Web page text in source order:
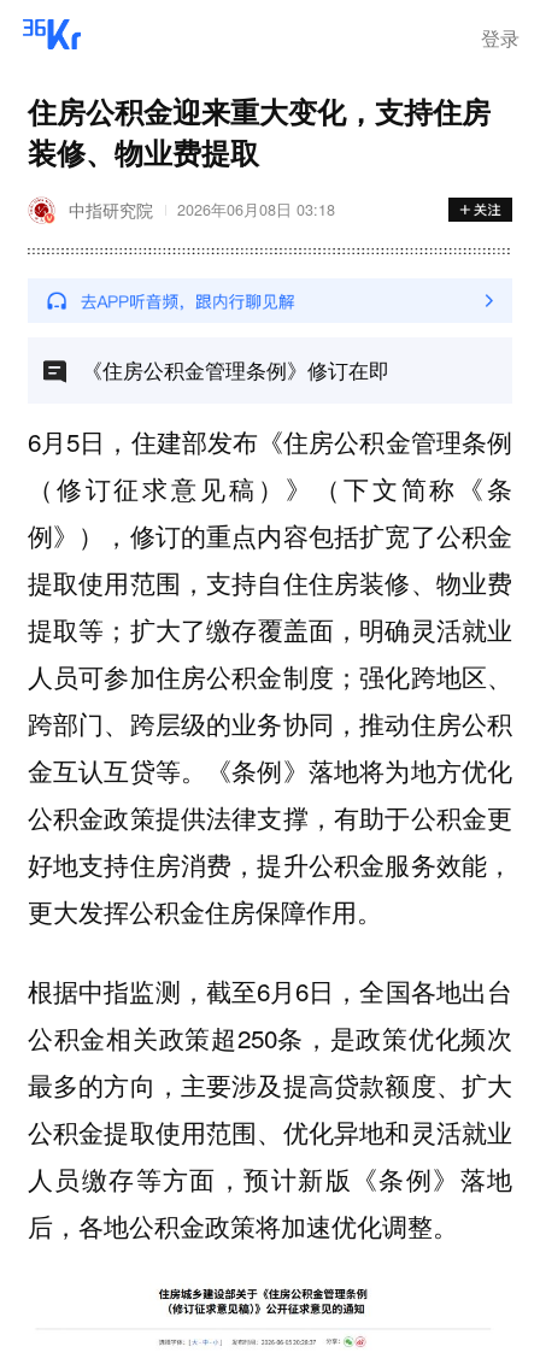
登录
住房公积金迎来重大变化，支持住房
装修、物业费提取
中指研究院 2026年06月08日 03:18
《住房公积金管理条例》修订在即
6月5日，住建部发布《住房公积金管理条例
（修订征求意见稿）》（下文简称《条
例》），修订的重点内容包括扩宽了公积金
提取使用范围，支持自住住房装修、物业费
提取等；扩大了缴存覆盖面，明确灵活就业
人员可参加住房公积金制度；强化跨地区、
跨部门、跨层级的业务协同，推动住房公积
金互认互贷等。《条例》落地将为地方优化
公积金政策提供法律支撑，有助于公积金更
好地支持住房消费，提升公积金服务效能，
更大发挥公积金住房保障作用。
根据中指监测，截至6月6日，全国各地出台
公积金相关政策超250条，是政策优化频次
最多的方向，主要涉及提高贷款额度、扩大
公积金提取使用范围、优化异地和灵活就业
人员缴存等方面，预计新版《条例》落地
后，各地公积金政策将加速优化调整。